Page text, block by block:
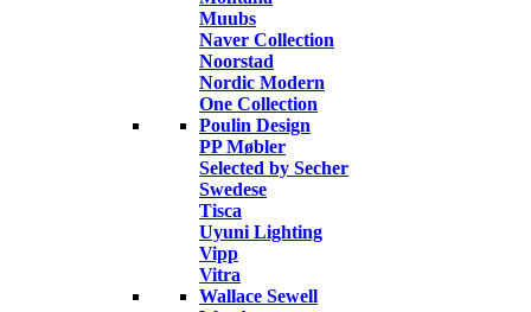
Muubs
Naver Collection
Noorstad
Nordic Modern
One Collection
Poulin Design
PP Møbler
Selected by Secher
Swedese
Tisca
Uyuni Lighting
Vipp
Vitra
Wallace Sewell